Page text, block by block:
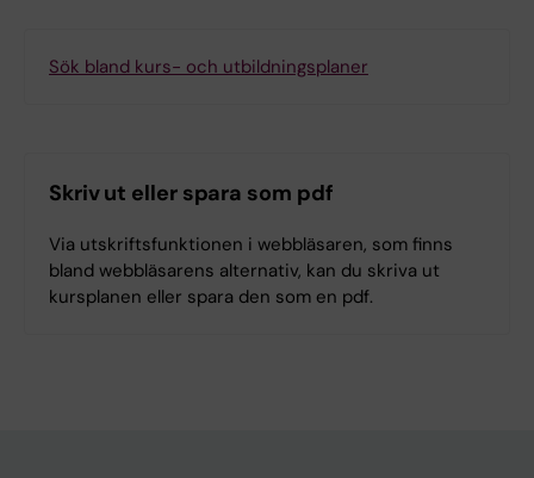
Sök bland kurs- och utbildningsplaner
Skriv ut eller spara som pdf
Via utskriftsfunktionen i webbläsaren, som finns
bland webbläsarens alternativ, kan du skriva ut
kursplanen eller spara den som en pdf.